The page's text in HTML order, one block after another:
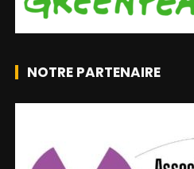
NOTRE PARTENAIRE